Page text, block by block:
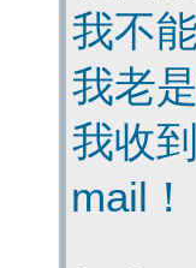
我不
我老
我收
mail！